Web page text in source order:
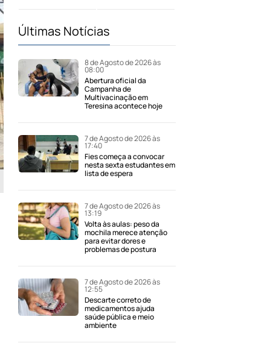
Últimas Notícias
8 de Agosto de 2026 às
08:00
Abertura oficial da
Campanha de
Multivacinação em
Teresina acontece hoje
7 de Agosto de 2026 às
17:40
Fies começa a convocar
nesta sexta estudantes em
lista de espera
7 de Agosto de 2026 às
13:19
Volta às aulas: peso da
mochila merece atenção
para evitar dores e
problemas de postura
7 de Agosto de 2026 às
12:55
Descarte correto de
medicamentos ajuda
saúde pública e meio
ambiente